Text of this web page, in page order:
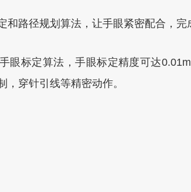
和路径规划算法，让手眼紧密配合，完
眼标定算法，手眼标定精度可达
，穿针引线等精密动作。